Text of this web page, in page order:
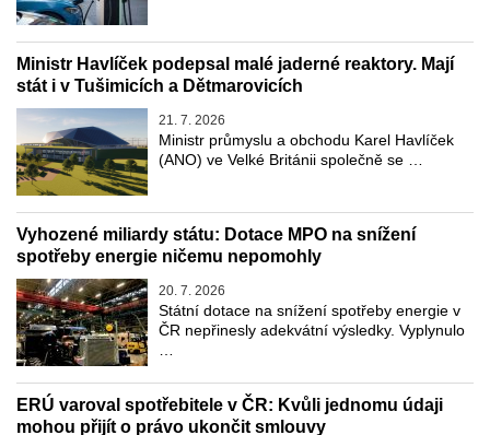
Ministr Havlíček podepsal malé jaderné reaktory. Mají
stát i v Tušimicích a Dětmarovicích
21. 7. 2026
Ministr průmyslu a obchodu Karel Havlíček
(ANO) ve Velké Británii společně se …
Vyhozené miliardy státu: Dotace MPO na snížení
spotřeby energie ničemu nepomohly
20. 7. 2026
Státní dotace na snížení spotřeby energie v
ČR nepřinesly adekvátní výsledky. Vyplynulo
…
ERÚ varoval spotřebitele v ČR: Kvůli jednomu údaji
mohou přijít o právo ukončit smlouvy